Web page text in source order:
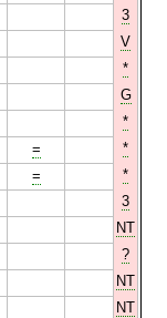
3
V
*
G
*
=
*
=
*
3
NT
?
NT
NT